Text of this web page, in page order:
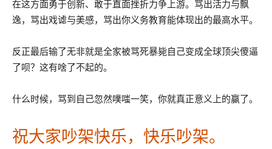
在这方面勇于创新、敢于直面挫折力争上游。骂出活力与飘
逸，骂出戏谑与美感，骂出你义务教育能体现出的最高水平。
反正最后输了无非就是全家被骂死暴毙自己变成全球顶尖傻逼
了呗？这有啥了不起的。
什么时候，骂到自己忽然噗嗤一笑，你就真正意义上的赢了。
祝大家吵架快乐，快乐吵架。